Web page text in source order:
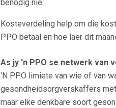
benodig nie.
Kosteverdeling help om die
PPO betaal en hoe laer dit
As jy 'n PPO se netwerk van
'N PPO limiete van wie of van
gesondheidsorgverskaffers
maar elke denkbare soort